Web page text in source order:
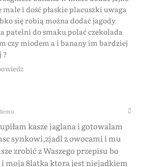
i dość płaskie placuszki uwaga
się robią można dodać jagody
patelni do smaku polać czekolada
czy miodem a i banany im bardziej
?
kasze jaglana i gotowalam
synkowi,zjadl z owocami i mu
zrobić z Waszego przepisu bo
moja 8latka ktora jest niejadkiem